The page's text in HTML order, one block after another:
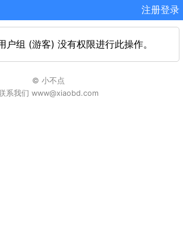
注册登录
户组 (游客) 没有权限进行此操作。
© 小不点
系我们 www@xiaobd.com